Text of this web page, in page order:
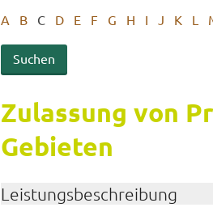
A B C D E F G H I J K L
Zu­las­sung von
Gebieten
Leis­tungs­be­schrei­bung